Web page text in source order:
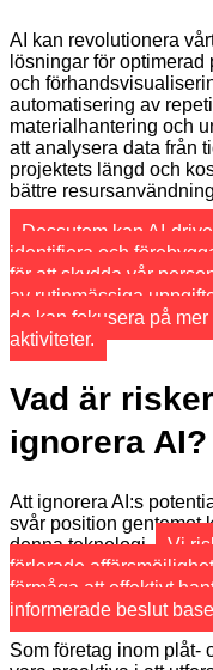
AI kan revolutionera
lösningar för
och
automatisering av
materialhantering och
att analysera data från
projektets längd och
bättre
Dessutom kan AI-
identifiera och
för att skydda vår
av rutinmässiga
de kan fokusera på
aktiviteter.
Vad är
ignorera AI?
Att ignorera AI:s
svår position gentemot
denna teknologi. Vi
förlorade
förmåga att effektivt
informerade beslut
Som företag inom plåt-